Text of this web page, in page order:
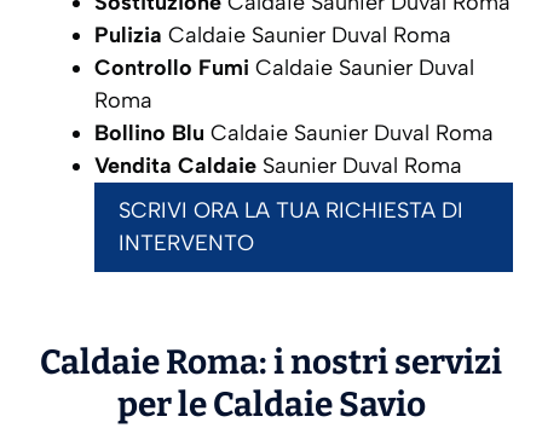
Pulizia Caldaie Saunier Duval Roma
Controllo Fumi Caldaie Saunier Duval
Roma
Bollino Blu Caldaie Saunier Duval Roma
Vendita Caldaie Saunier Duval Roma
SCRIVI ORA LA TUA RICHIESTA DI
INTERVENTO
Caldaie Roma: i nostri servizi
per le CaldaieSavio